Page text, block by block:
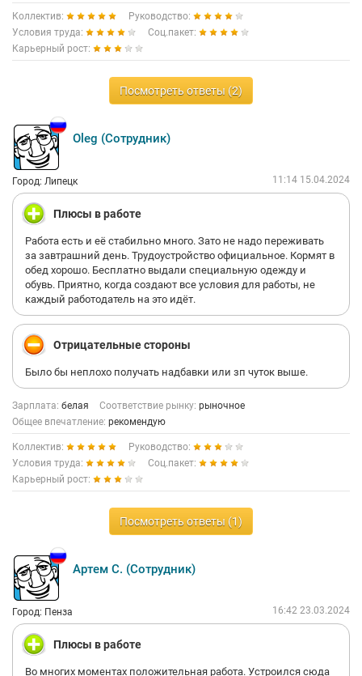
Коллектив:
Руководство:
Условия труда:
Соц.пакет:
Карьерный рост:
Посмотреть ответы (2)
Oleg (Сотрудник)
Город: Липецк 11:14 15.04.2024
Плюсы в работе
Работа есть и её стабильно много. Зато не надо переживать
за завтрашний день. Трудоустройство официальное. Кормят в
обед хорошо. Бесплатно выдали специальную одежду и
обувь. Приятно, когда создают все условия для работы, не
каждый работодатель на это идёт.
Отрицательные стороны
Было бы неплохо получать надбавки или зп чуток выше.
Зарплата: белая Соответствие рынку: рыночное
Общее впечатление: рекомендую
Коллектив:
Руководство:
Условия труда:
Соц.пакет:
Карьерный рост:
Посмотреть ответы (1)
Артем С. (Сотрудник)
Город: Пенза 16:42 23.03.2024
Плюсы в работе
Во многих моментах положительная работа. Устроился сюда